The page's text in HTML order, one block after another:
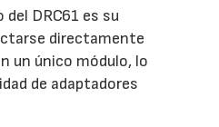
DRC61 es su
directamente
un único módulo, lo
de adaptadores